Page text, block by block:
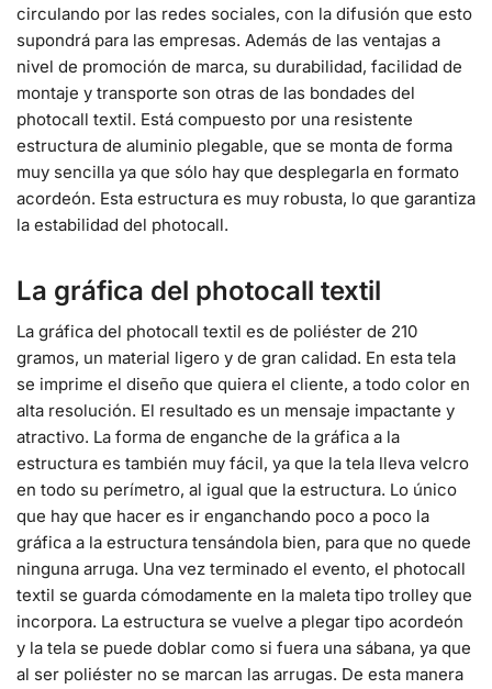
circulando por las redes sociales, con la difusión que esto
supondrá para las empresas. Además de las ventajas a
nivel de promoción de marca, su durabilidad, facilidad de
montaje y transporte son otras de las bondades del
photocall textil. Está compuesto por una resistente
estructura de aluminio plegable, que se monta de forma
muy sencilla ya que sólo hay que desplegarla en formato
acordeón. Esta estructura es muy robusta, lo que garantiza
la estabilidad del photocall.
La gráfica del photocall textil
La gráfica del photocall textil es de poliéster de 210
gramos, un material ligero y de gran calidad. En esta tela
se imprime el diseño que quiera el cliente, a todo color en
alta resolución. El resultado es un mensaje impactante y
atractivo. La forma de enganche de la gráfica a la
estructura es también muy fácil, ya que la tela lleva velcro
en todo su perímetro, al igual que la estructura. Lo único
que hay que hacer es ir enganchando poco a poco la
gráfica a la estructura tensándola bien, para que no quede
ninguna arruga. Una vez terminado el evento, el photocall
textil se guarda cómodamente en la maleta tipo trolley que
incorpora. La estructura se vuelve a plegar tipo acordeón
y la tela se puede doblar como si fuera una sábana, ya que
al ser poliéster no se marcan las arrugas. De esta manera